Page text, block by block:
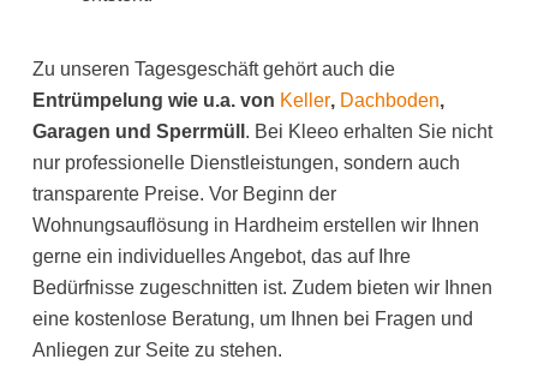
Zu unseren Tagesgeschäft gehört auch die
Entrümpelung wie u.a. von Keller, Dachboden,
Garagen und Sperrmüll . Bei Kleeo erhalten Sie nicht
nur professionelle Dienstleistungen, sondern auch
transparente Preise. Vor Beginn der
Wohnungsauflösung in Hardheim erstellen wir Ihnen
gerne ein individuelles Angebot, das auf Ihre
Bedürfnisse zugeschnitten ist. Zudem bieten wir Ihnen
eine kostenlose Beratung, um Ihnen bei Fragen und
Anliegen zur Seite zu stehen.